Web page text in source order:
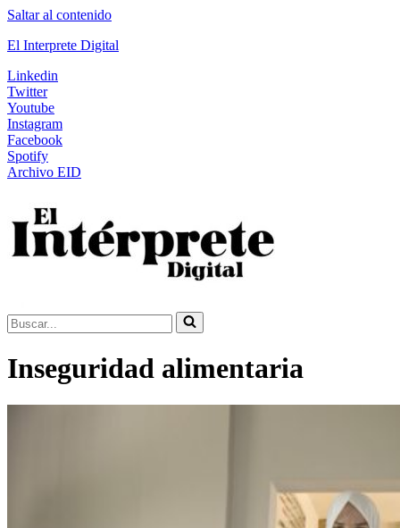
Saltar al contenido
El Interprete Digital
Linkedin
Twitter
Youtube
Instagram
Facebook
Spotify
Archivo EID
Buscar...
Inseguridad alimentaria